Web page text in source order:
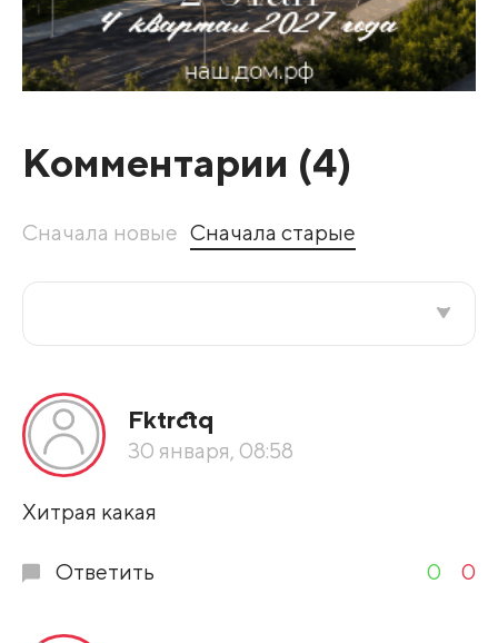
Комментарии (4)
Сначала новые Сначала старые
По рейтингу
Fktrctq
30 января, 08:58
Хитрая какая
Ответить 0 0